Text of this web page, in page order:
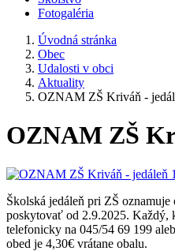
Fotogaléria
Úvodná stránka
Obec
Udalosti v obci
Aktuality
OZNAM ZŠ Kriváň -
OZNAM ZŠ
Školská jedáleň pri ZŠ
poskytovať od 2.9.2025. Každý,
telefonicky na 045/54 69 199
obed je 4,30€ vrátane obalu.